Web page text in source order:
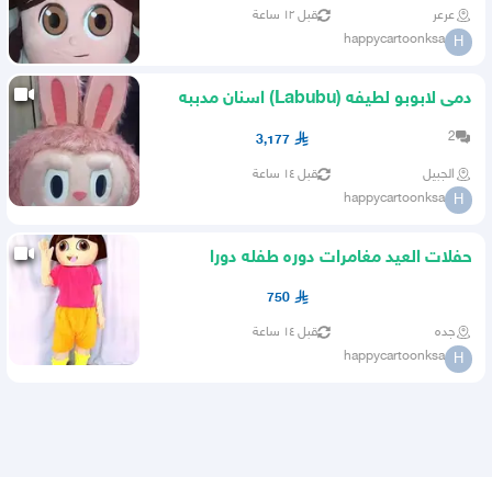
عرعر قبل ١٢ ساعة
H
happycartoonksa
دمى لابوبو لطيفه (Labubu) اسنان مدببه
اذنين طويلتين وجه عابس
2
3,177
الجبيل قبل ١٤ ساعة
H
happycartoonksa
حفلات العيد مغامرات دوره طفله دورا
750
جده قبل ١٤ ساعة
H
happycartoonksa